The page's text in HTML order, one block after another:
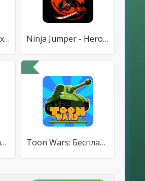
Moe! Ninja Girls/Sexy School Ninja Jumper - Hero PDF
Mega Ramps: Ultimate Stunts Toon Wars: Бесплатные Игры про Танки